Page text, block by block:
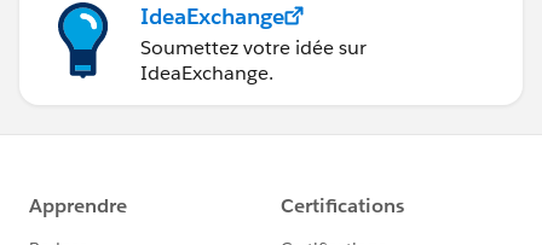
IdeaExchange
Soumettez votre idée sur
IdeaExchange.